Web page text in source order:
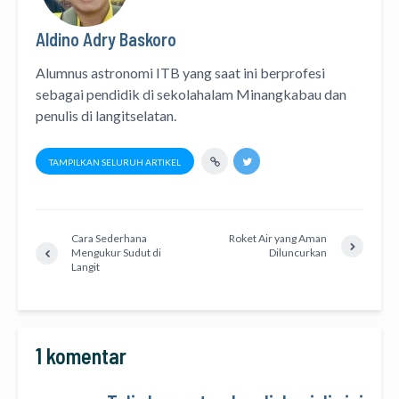
Aldino Adry Baskoro
Alumnus astronomi ITB yang saat ini berprofesi
sebagai pendidik di sekolahalam Minangkabau dan
penulis di langitselatan.
TAMPILKAN SELURUH ARTIKEL
Cara Sederhana
Mengukur Sudut di
Langit
Roket Air yang Aman
Diluncurkan
1 komentar